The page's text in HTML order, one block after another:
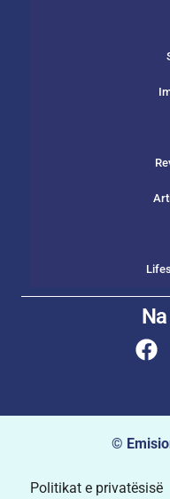
©
Politikat e privatësisë